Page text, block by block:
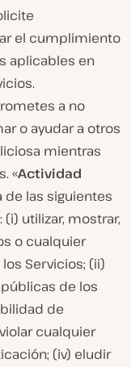
el cumplimiento
aplicables en
a no
o ayudar a otros
mientras
«Actividad
de las siguientes
utilizar, mostrar,
o cualquier
Servicios; (ii)
de los
de
cualquier
(iv) eludir